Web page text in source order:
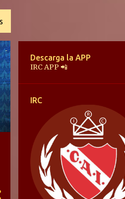
Descarga la APP
IRC APP 📲
IRC